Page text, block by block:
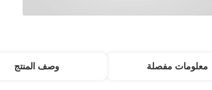
معلومات مفصلة وصف المنتج